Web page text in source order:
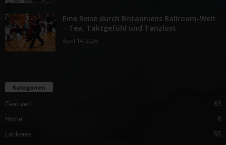
Eine Reise durch Britanniens Ballroom-Welt
– Tea, Taktgefühl und Tanzlust
April 14, 2026
Kategorien
Featured
63
Home
8
Leckeres
55